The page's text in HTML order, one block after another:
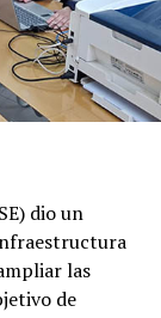
dio un
las
de